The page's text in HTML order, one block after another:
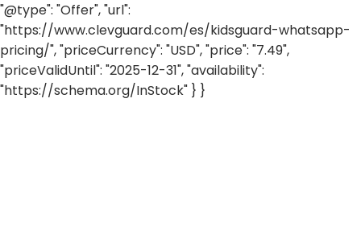
"@type": "Offer", "url":
"https://www.clevguard.com/es/kidsguard-whatsapp-
pricing/", "priceCurrency": "USD", "price": "7.49",
"priceValidUntil": "2025-12-31", "availability":
"https://schema.org/InStock" } }